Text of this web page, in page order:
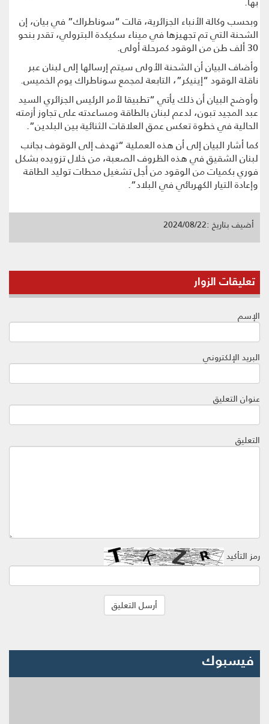
وبحسب وكالة الأنباء الجزائرية، قالت “سوناطراك” في بيان، إن
الشحنة التي تم تجهيزها في ميناء سكيكدة البترولي، تقدر بنحو
30 ألف طن من الوقود كمرحلة أولى.
وأضاف البيان أن الشحنة الأولى سيتم إرسالها إلى لبنان عبر
ناقلة الوقود “إينيكر”، التابعة لمجمع سوناطراك يوم الخميس.
وأوضح البيان أن ذلك يأتي “تطبيقا لأمر الرئيس الجزائري السيد
عبد المجيد تبون، لدعم لبنان بالطاقة ومساعدته على تجاوز أزمته
الحالية في خطوة تعكس عمق العلاقات الثنائية بين البلدين”.
كما أشار البيان إلى أن هذه العملية “تهدف إلى الوقوف بجانب
لبنان الشقيق في هذه الظروف الصعبة، من خلال تزويده بشكل
فوري بكميات من الوقود من أجل تشغيل محطات توليد الطاقة
وإعادة التيار الكهربائي في البلاد”.
أضيف بتاريخ :2024/08/22
تعليقات الزوار
الإسم
البريد الإلكتروني
عنوان التعليق
التعليق
رمز التأكيد
فيسبوك